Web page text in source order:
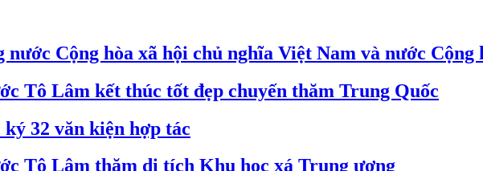
nước Cộng hòa xã hội chủ nghĩa Việt Nam và nước
Tô Lâm kết thúc tốt đẹp chuyến thăm Trung Quốc
32 văn kiện hợp tác
Tô Lâm thăm di tích Khu học xá Trung ương